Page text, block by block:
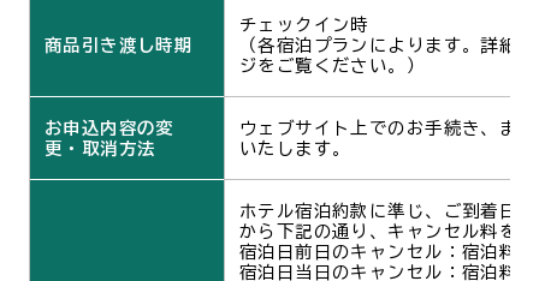
商品引き渡し時期
チェックイン時
（各宿泊プランによります。詳細
ジをご覧ください。）
お申込内容の変
更・取消方法
ウェブサイト上でのお手続き、ま
いたします。
ホテル宿泊約款に準じ、ご到着日
から下記の通り、キャンセル料を
宿泊日前日のキャンセル：宿泊料金
宿泊日当日のキャンセル：宿泊料金